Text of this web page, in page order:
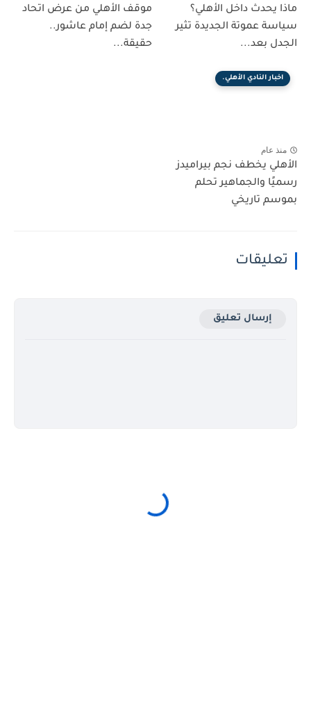
ماذا يحدث داخل الأهلي؟
سياسة عموتة الجديدة تثير
الجدل بعد...
موقف الأهلي من عرض اتحاد
جدة لضم إمام عاشور..
حقيقة...
اخبار النادي الأهلي.
منذ عام
الأهلي يخطف نجم بيراميدز
رسميًا والجماهير تحلم
بموسم تاريخي
تعليقات
إرسال تعليق